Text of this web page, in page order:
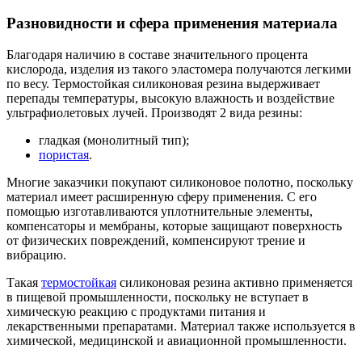
Разновидности и сфера применения материала
Благодаря наличию в составе значительного процента
кислорода, изделия из такого эластомера получаются легкими
по весу. Термостойкая силиконовая резина выдерживает
перепады температуры, высокую влажность и воздействие
ультрафиолетовых лучей. Производят 2 вида резины:
гладкая (монолитный тип);
пористая.
Многие заказчики покупают силиконовое полотно, поскольку
материал имеет расширенную сферу применения. С его
помощью изготавливаются уплотнительные элементы,
компенсаторы и мембраны, которые защищают поверхность
от физических повреждений, компенсируют трение и
вибрацию.
Такая термостойкая силиконовая резина активно применяется
в пищевой промышленности, поскольку не вступает в
химическую реакцию с продуктами питания и
лекарственными препаратами. Материал также используется в
химической, медицинской и авиационной промышленности.